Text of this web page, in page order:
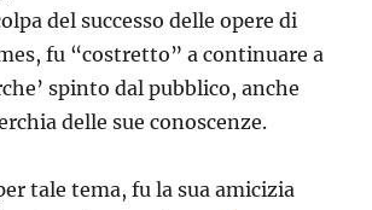
del successo delle opere di
fu “costretto” a continuare a
spinto dal pubblico, anche
delle sue conoscenze.
tale tema, fu la sua amicizia